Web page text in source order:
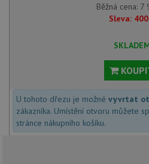
Běžná cena: 7
Sleva: 400
U tohoto dřezu je možné vyvrtat
zákazníka. Umístění otvoru můžete
stránce nákupního košíku.